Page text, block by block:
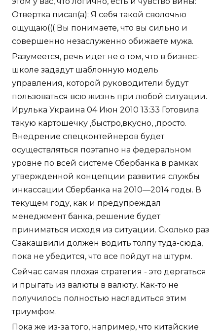
Отвертка писал(а): Я себя такой сволочью
ощущаю((( Вы понимаете, что вы сильно и
совершенно незаслуженно обижаете мужа.
Разумеется, речь идет не о том, что в бизнес-
школе зададут шаблонную модель
управления, которой руководители будут
пользоваться всю жизнь при любой ситуации.
Ирулька Украина 04 Июн 2010 13:33 Готовила
такую картошечку ,быстро,вкусно, ,просто.
Внедрение спецконтейнеров будет
осуществляться поэтапно на федеральном
уровне по всей системе Сбербанка в рамках
утвержденной концепции развития службы
инкассации Сбербанка на 2010—2014 годы. В
текущем году, как и предупреждал
менеджмент банка, решение будет
приниматься исходя из ситуации. Сколько раз
Саакашвили должен водить толпу туда-сюда,
пока не убедится, что все пойдут на штурм.
Сейчас самая плохая стратегия - это дергаться
и прыгать из валюты в валюту. Как-то не
получилось полностью насладиться этим
триумфом.
Пока же из-за того, например, что китайские